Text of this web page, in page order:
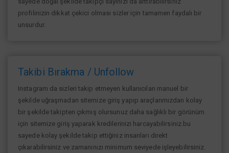
profilinizin dikkat çekici olması sizler için tamamen faydalı bir
unsurdur.
Takibi Bırakma / Unfollow
Instagram da sizleri takip etmeyen kullanıcıları manuel bir
şekilde uğraşmadan sitemize giriş yapıp araçlarımızdan kolay
bir şekilde takipten çıkmış olursunuz daha sağlıklı bir görünüm
için sitemize giriş yaparak kredilerinizi harcayabilirsiniz.bu
sayede kolay şekilde takip ettiğiniz insanları direkt
çıkarabilirsiniz ve zamanınızı minimum seviyede işleyebilirsiniz.